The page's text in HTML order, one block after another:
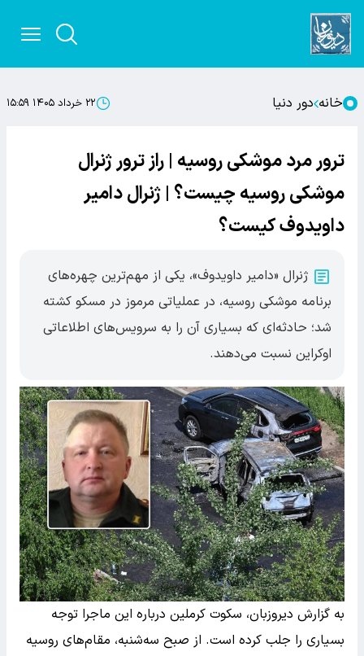
خانه دور دنیا ۲۲ خرداد ۱۴۰۵ ۱۵:۵۹
ترور مرد موشکی روسیه | راز ترور ژنرال
موشکی روسیه چیست؟ | ژنرال دامیر
داویدوف کیست؟
ژنرال «دامیر داویدوف»، یکی از مهم‌ترین چهره‌های
برنامه موشکی روسیه، در عملیاتی مرموز در مسکو کشته
شد؛ حادثه‌ای که بسیاری آن را به سرویس‌های اطلاعاتی
اوکراین نسبت می‌دهند.
به گزارش دیروزبان، سکوت کرملین درباره این ماجرا توجه
بسیاری را جلب کرده است. از صبح سه‌شنبه، مقام‌های روسیه